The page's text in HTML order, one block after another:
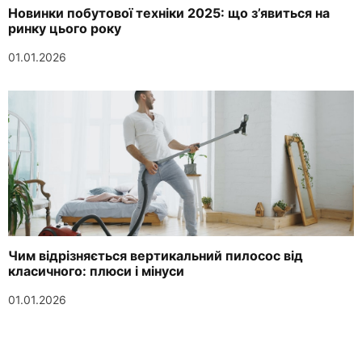
Новинки побутової техніки 2025: що з’явиться на
ринку цього року
01.01.2026
Чим відрізняється вертикальний пилосос від
класичного: плюси і мінуси
01.01.2026